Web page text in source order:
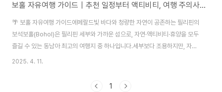
보홀 자유여행 가이드｜추천 일정부터 액티비티, 여행 주의사항까지 총정리!
🌴 보홀 자유여행 가이드에메랄드빛 바다와 청량한 자연이 공존하는 필리핀의
보석보홀(Bohol)은 필리핀 세부와 가까운 섬으로, 자연·액티비티·휴양을 모두
즐길 수 있는 동남아 최고의 여행지 중 하나입니다.세부보다 조용하지만, 자연
의 아름다움은 더 풍부한 보홀은 연인·가족·혼자 여행하는 사람 모두에게 완벽
1 – 보홀 도착 & 알로나 비치팡라오 공항 도착 → 알로나 비치 리조트 체크인해
2025. 4. 11.
1